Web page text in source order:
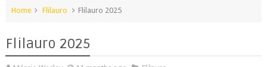
Home Flilauro Flilauro 2025
Flilauro 2025